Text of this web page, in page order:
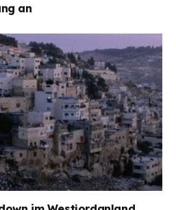
an